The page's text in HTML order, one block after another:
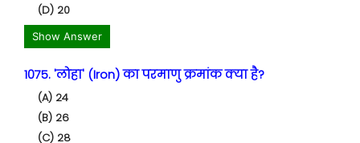
(D) 20
Show Answer
1075. 'लोहा' (Iron) का परमाणु क्रमांक क्या है?
(A) 24
(B) 26
(C) 28